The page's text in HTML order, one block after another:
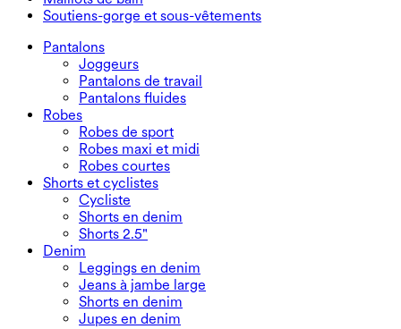
Hauts grande taille
Robes grande taille
Vestes et manteaux
Manteaux
Maillots de bain
Hauts de maillot de bain
Bas de maillot de bain
Ensembles de maillots de bain
Soutiens-gorge et sous-vêtements
Soutiens-gorge et sous-vêtements
Soutiens-gorge
Sous-vêtements
Pantalons
Joggeurs
Pantalons de travail
Pantalons fluides
Robes
Robes de sport
Robes maxi et midi
Robes courtes
Shorts et cyclistes
Cycliste
Shorts en denim
Shorts 2.5"
Denim
Leggings en denim
Jeans à jambe large
Shorts en denim
Jupes en denim